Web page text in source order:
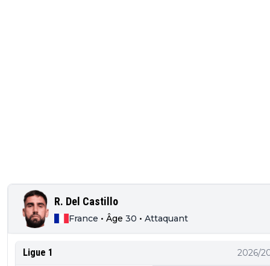
R. Del Castillo
France • Âge 30 • Attaquant
Ligue 1 2026/